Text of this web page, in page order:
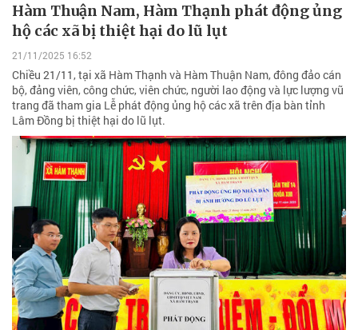
Hàm Thuận Nam, Hàm Thạnh phát động ủng
hộ các xã bị thiệt hại do lũ lụt
21/11/2025 16:52
Chiều 21/11, tại xã Hàm Thạnh và Hàm Thuận Nam, đông đảo cán
bộ, đảng viên, công chức, viên chức, người lao động và lực lượng vũ
trang đã tham gia Lễ phát động ủng hộ các xã trên địa bàn tỉnh
Lâm Đồng bị thiệt hại do lũ lụt.